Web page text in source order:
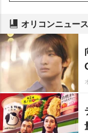
オリコンニュー